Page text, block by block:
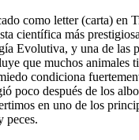
como letter (carta) en
científica más
Evolutiva, y una de las
que muchos animales
condiciona
poco después de los
en uno de los
peces.